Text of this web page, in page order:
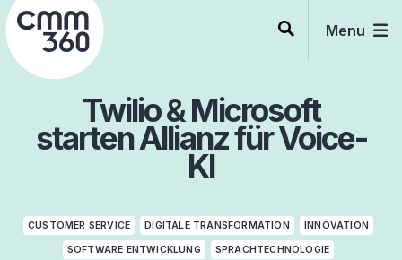
Skip
to
content
Menu
Twilio & Microsoft
starten Allianz für Voice-
KI
CUSTOMER SERVICE DIGITALE TRANSFORMATION INNOVATION
SOFTWARE ENTWICKLUNG SPRACHTECHNOLOGIE